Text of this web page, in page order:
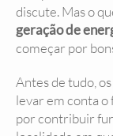
discute. Mas o
geração de
começar por
Antes de tudo, os
levar em conta o
por contribuir